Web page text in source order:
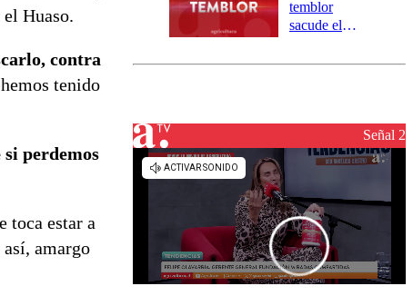
el Huaso.
contra
tenido
perdemos
toca estar a
amargo
Los Ríos
temblor
sacude el
revisa la
Señal 2